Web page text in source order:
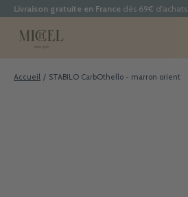
Livraison gratuite en France dès 69€ d'achats
Accueil / STABILO CarbOthello - marron orient